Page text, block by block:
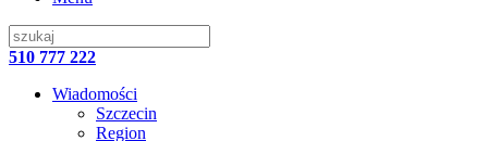
510 777 222
Wiadomości
Szczecin
Region